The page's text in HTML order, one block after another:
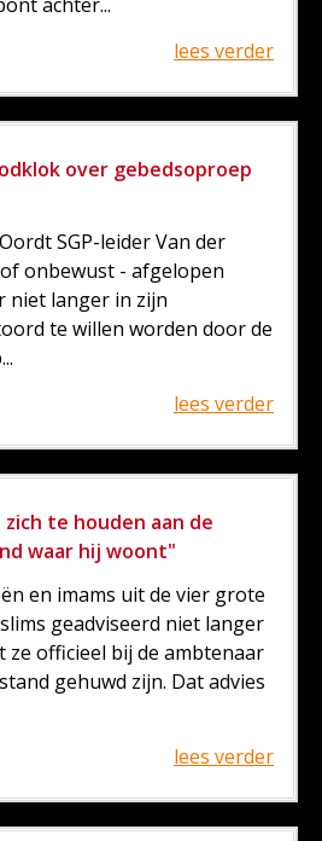
lees verder
over gebedsoproep
SGP-leider Van der
onbewust - afgelopen
niet langer in zijn
te willen worden door de
lees verder
te houden aan de
waar hij woont"
en imams uit de vier grote
geadviseerd niet langer
officieel bij de ambtenaar
gehuwd zijn. Dat advies
lees verder